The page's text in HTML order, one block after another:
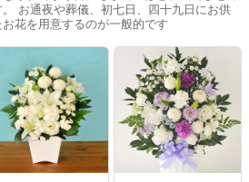
お通夜や葬儀、初七日、四十九日にお供
花を用意するのが一般的です